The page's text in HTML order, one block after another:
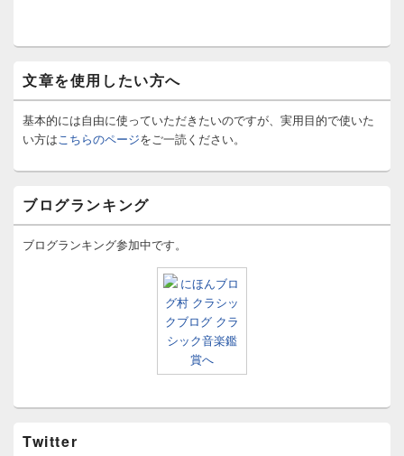
文章を使用したい方へ
基本的には自由に使っていただきたいのですが、実用目的で使いた
い方はこちらのページをご一読ください。
ブログランキング
ブログランキング参加中です。
Twitter